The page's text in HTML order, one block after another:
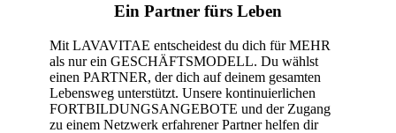
Ein Partner fürs Leben
Mit LAVAVITAE entscheidest du dich für MEHR
als nur ein GESCHÄFTSMODELL. Du wählst
einen PARTNER, der dich auf deinem gesamten
Lebensweg unterstützt. Unsere kontinuierlichen
FORTBILDUNGSANGEBOTE und der Zugang
zu einem Netzwerk erfahrener Partner helfen dir